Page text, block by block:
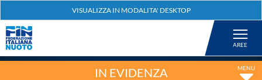
Nuoto
IN EVIDENZA